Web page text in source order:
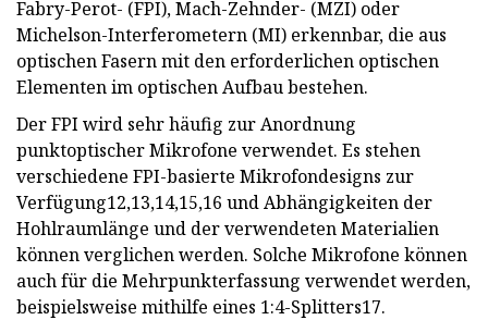
Fabry-Perot- (FPI), Mach-Zehnder- (MZI) oder
Michelson-Interferometern (MI) erkennbar, die aus
optischen Fasern mit den erforderlichen optischen
Elementen im optischen Aufbau bestehen.
Der FPI wird sehr häufig zur Anordnung
punktoptischer Mikrofone verwendet. Es stehen
verschiedene FPI-basierte Mikrofondesigns zur
Verfügung12,13,14,15,16 und Abhängigkeiten der
Hohlraumlänge und der verwendeten Materialien
können verglichen werden. Solche Mikrofone können
auch für die Mehrpunkterfassung verwendet werden,
beispielsweise mithilfe eines 1:4-Splitters17.